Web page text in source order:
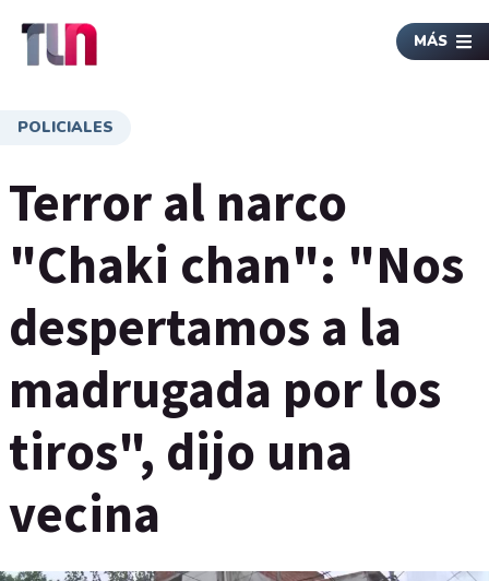
MÁS
POLICIALES
Terror al narco
"Chaki chan": "Nos
despertamos a la
madrugada por los
tiros", dijo una
vecina